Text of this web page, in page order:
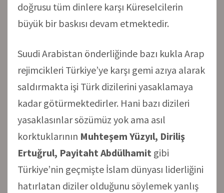
doğrusu tüm dinlere karşı Küreselcilerin
büyük bir baskısı devam etmektedir.
Suudi Arabistan önderliğinde bazı kukla Arap
rejimcikleri Türkiye’ye karşı gemi azıya alarak
saldırmakta işi Türk dizilerini yasaklamaya
kadar götürmektedirler. Hani bazı dizileri
yasaklasınlar sözümüz yok ama asıl
korktuklarının Muhteşem Yüzyıl, Diriliş
Ertuğrul, Payitaht Abdülhamit gibi
Türkiye’nin geçmişte İslam dünyası liderliğini
hatırlatan diziler olduğunu söylemek yanlış